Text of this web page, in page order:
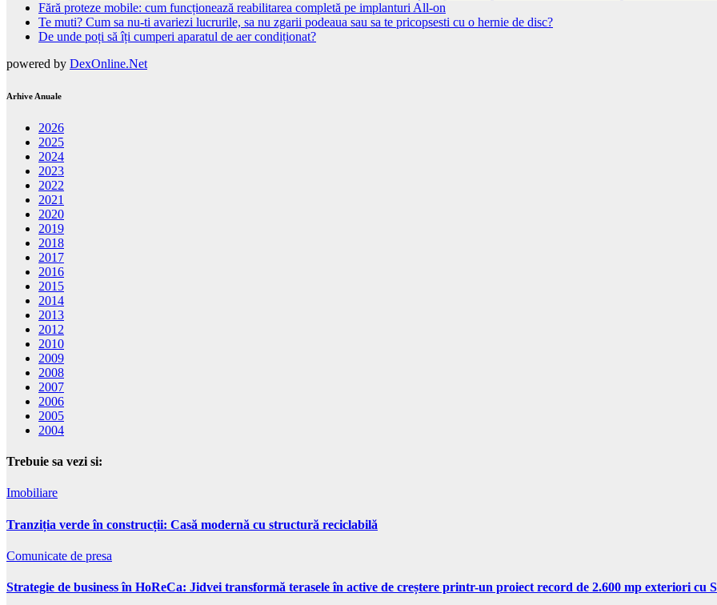
Fără proteze mobile: cum funcționează reabilitarea completă pe implanturi All-on
Te muti? Cum sa nu-ti avariezi lucrurile, sa nu zgarii podeaua sau sa te pricopsesti cu o hernie de disc?
De unde poți să îți cumperi aparatul de aer condiționat?
powered by DexOnline.Net
Arhive Anuale
2026
2025
2024
2023
2022
2021
2020
2019
2018
2017
2016
2015
2014
2013
2012
2010
2009
2008
2007
2006
2005
2004
Trebuie sa vezi si:
Imobiliare
Tranziția verde în construcții: Casă modernă cu structură reciclabilă
Comunicate de presa
Strategie de business în HoReCa: Jidvei transformă terasele în active de creștere printr-un proiect record de 2.600 mp exteriori cu